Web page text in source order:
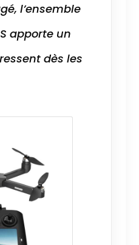
l’ensemble
apporte un
dès les